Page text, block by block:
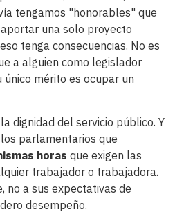
tengamos "honorables" que
una solo proyecto
tenga consecuencias. No es
a alguien como legislador
único mérito es ocupar un
dignidad del servicio público. Y
parlamentarios que
horas que exigen las
trabajador o trabajadora.
no a sus expectativas de
desempeño.